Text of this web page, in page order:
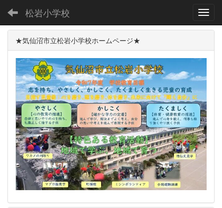
松岩小学校
★気仙沼市立松岩小学校ホームページ★